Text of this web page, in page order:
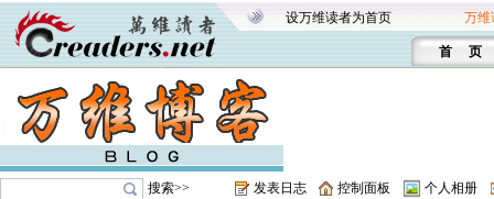
设万维读者为首页 万维
首 页
搜索>> 发表日志 控制面板 个人相册